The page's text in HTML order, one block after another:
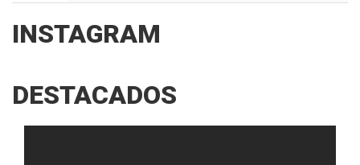
INSTAGRAM
DESTACADOS